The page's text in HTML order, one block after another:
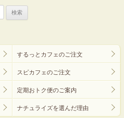
するっとカフェのご注文
スピカフェのご注文
定期おトク便のご案内
ナチュライズを選んだ理由